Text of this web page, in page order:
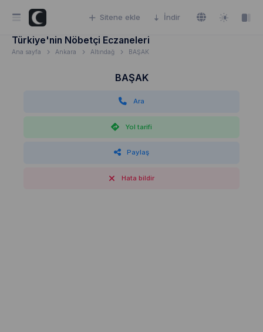
Sitene ekle İndir
Türkiye'nin Nöbetçi Eczaneleri
Ana sayfa Ankara Altındağ BAŞAK
BAŞAK
Ara
Yol tarifi
Paylaş
Hata bildir